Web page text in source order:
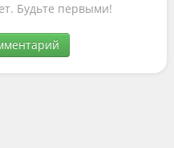
Будьте первыми!